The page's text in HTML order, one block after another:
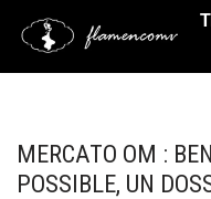
Saltar
MERCATO OM :
POSSIBLE, UN